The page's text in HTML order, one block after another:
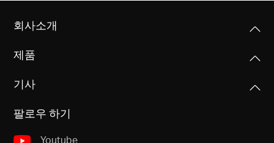
회사소개
제품
기사
팔로우 하기
Youtube